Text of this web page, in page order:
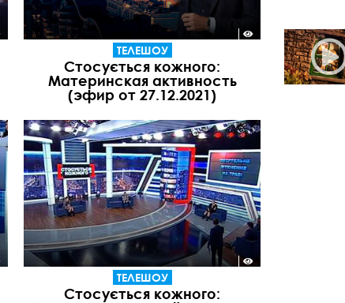
ТЕЛЕШОУ
Стосується кожного:
Материнская активность
(эфир от 27.12.2021)
ТЕЛЕШОУ
Стосується кожного: